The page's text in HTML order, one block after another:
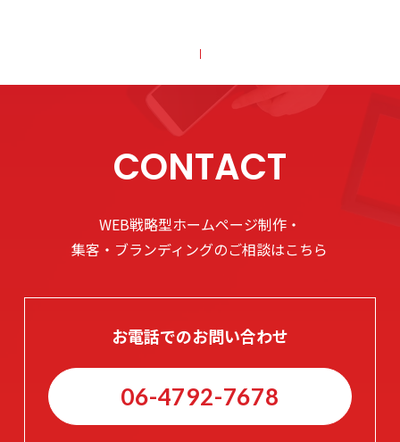
CONTACT
WEB戦略型ホームページ制作・
集客・ブランディングのご相談はこちら
お電話でのお問い合わせ
06-4792-7678